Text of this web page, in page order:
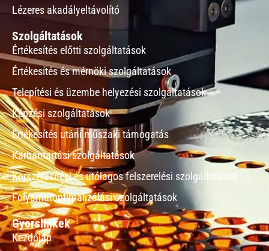
Lézeres akadályeltávolító
Szolgáltatások
Értékesítés előtti szolgáltatások
Értékesítés és mérnöki szolgáltatások
Telepítési és üzembe helyezési szolgáltatások
Képzési szolgáltatások
Értékesítés utáni műszaki támogatás
Karbantartási szolgáltatások
Korszerűsítési és utólagos felszerelési szolgáltatások
Folyamatoptimalizálási szolgáltatások
Gyorslinkek
Kezdőlap